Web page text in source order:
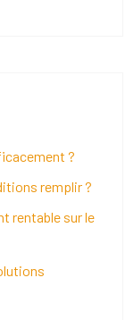
?
remplir ?
rentable sur le